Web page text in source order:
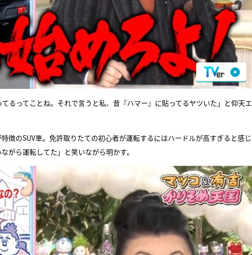
るってことね。それで言うと私、昔『ハマー』に貼ってるヤツいた」と仰天エ
徴のSUV車。免許取りたての初心者が運転するにはハードルが高すぎると感じ
がら運転してた」と笑いながら明かす。